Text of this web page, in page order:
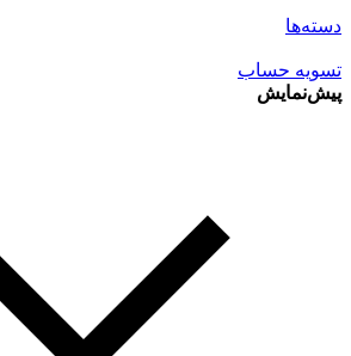
دسته‌ها
تسویه حساب
پیش‌نمایش